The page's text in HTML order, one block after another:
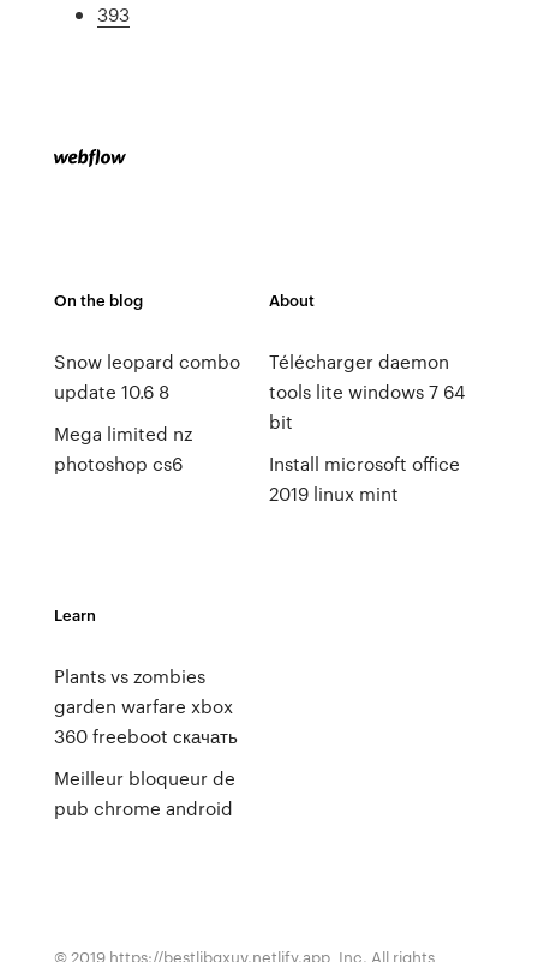
393
On the blog
Snow leopard combo
update 10.6 8
Mega limited nz
photoshop cs6
About
Télécharger daemon
tools lite windows 7 64
bit
Install microsoft office
2019 linux mint
Learn
Plants vs zombies
garden warfare xbox
360 freeboot скачать
Meilleur bloqueur de
pub chrome android
© 2019 https://bestlibgxuv.netlify.app, Inc. All rights